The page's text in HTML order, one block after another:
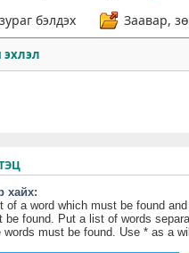
бэлдэх
Заавар,
хайх:
of a word which must be found and
be found. Put a list of words
words must be found. Use * as a